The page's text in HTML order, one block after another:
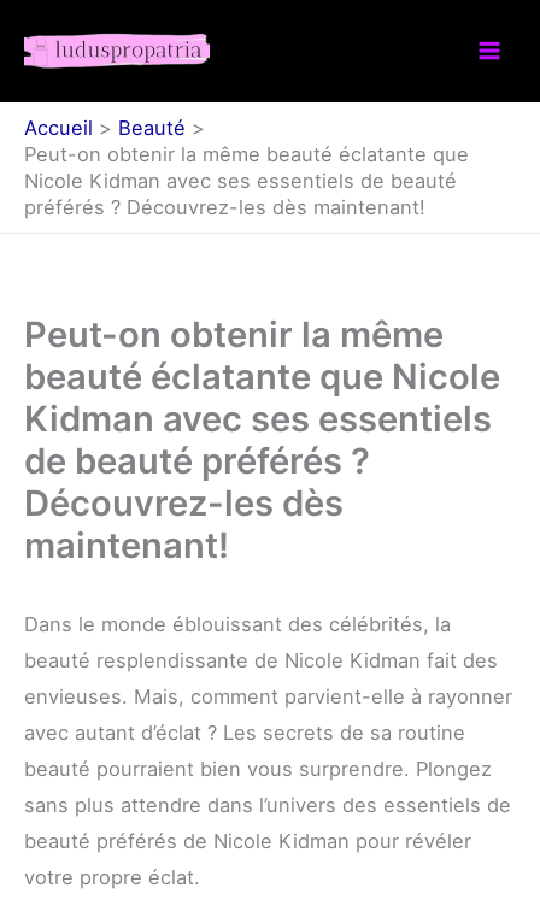
Accueil
Beauté
Peut-on obtenir la même beauté éclatante que
Nicole Kidman avec ses essentiels de beauté
préférés ? Découvrez-les dès maintenant!
Peut-on obtenir la même
beauté éclatante que Nicole
Kidman avec ses essentiels
de beauté préférés ?
Découvrez-les dès
maintenant!
Dans le monde éblouissant des célébrités, la
beauté resplendissante de Nicole Kidman fait des
envieuses. Mais, comment parvient-elle à rayonner
avec autant d’éclat ? Les secrets de sa routine
beauté pourraient bien vous surprendre. Plongez
sans plus attendre dans l’univers des essentiels de
beauté préférés de Nicole Kidman pour révéler
votre propre éclat.